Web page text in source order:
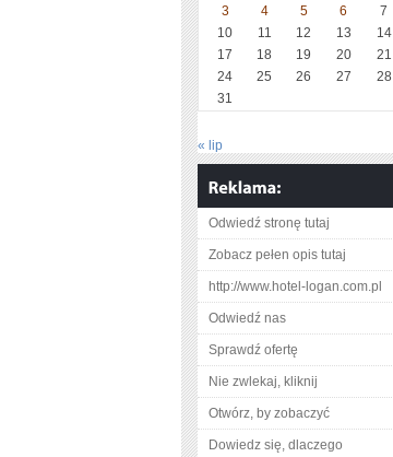
3
4 5 6 7
10
11 12 13 14
17
18 19 20 21
24
25 26 27 28
31
« lip
Odwiedź stronę tutaj
Zobacz pełen opis tutaj
http://www.hotel-logan.com.pl
Odwiedź nas
Sprawdź ofertę
Nie zwlekaj, kliknij
Otwórz, by zobaczyć
Dowiedz się, dlaczego